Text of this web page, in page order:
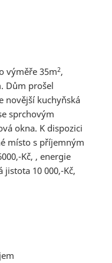
výměře 35m2,
Dům prošel
novější kuchyňská
sprchovým
okna. K dispozici
místo s příjemným
Kč, , energie
jistota 10 000,-Kč,